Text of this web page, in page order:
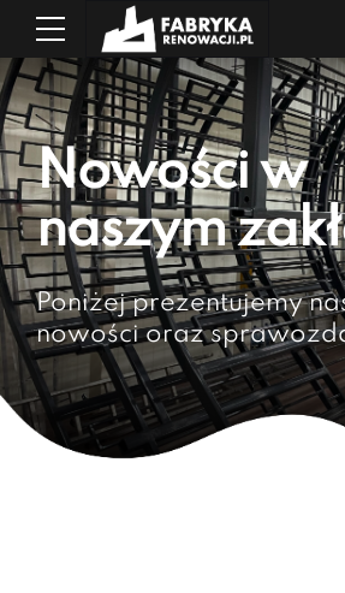
Nowości w
naszym
Poniżej prezentujemy
nowości oraz